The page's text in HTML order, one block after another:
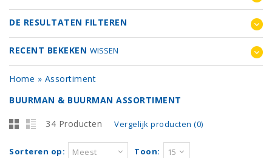
DE RESULTATEN FILTEREN
RECENT BEKEKEN WISSEN
Home » Assortiment
BUURMAN & BUURMAN ASSORTIMENT
34 Producten Vergelijk producten (0)
Sorteren op:
Meest
Toon: 15